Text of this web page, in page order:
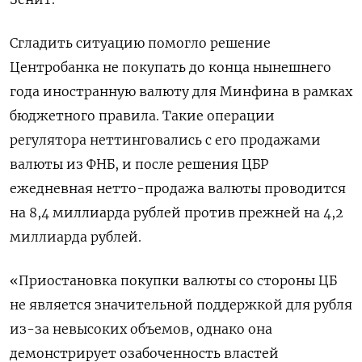
Сгладить ситуацию помогло решение
Центробанка не покупать до конца нынешнего
года иностранную валюту для Минфина в рамках
бюджетного правила. Такие операции
регулятора неттинговались с его продажами
валюты из ФНБ, и после решения ЦБР
ежедневная нетто-продажа валюты проводится
на 8,4 миллиарда рублей против прежней на 4,2
миллиарда рублей.
«Приостановка покупки валюты со стороны ЦБ
не является значительной поддержкой для рубля
из-за невысоких объемов, однако она
демонстрирует озабоченность властей